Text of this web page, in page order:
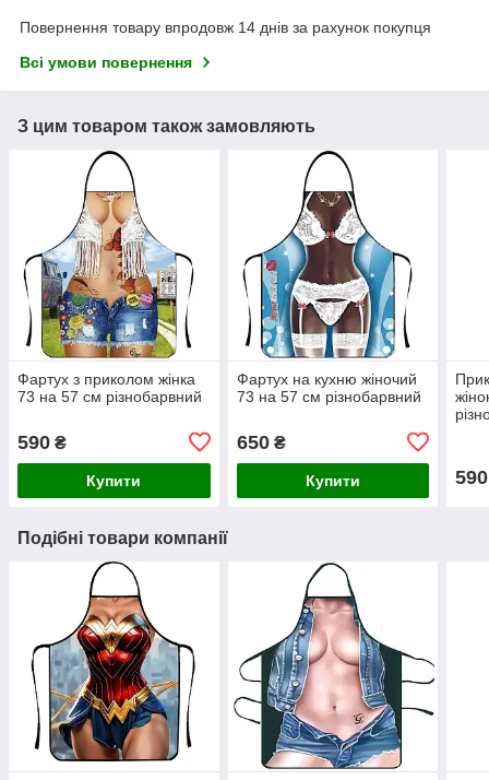
Повернення товару впродовж 14 днів за рахунок покупця
Всі умови повернення
З цим товаром також замовляють
Фартух з приколом жінка
73 на 57 см різнобарвний
590 ₴
Купити
Фартух на кухню жіночий
73 на 57 см різнобарвний
650₴
Купити 590
Подібні товари компанії